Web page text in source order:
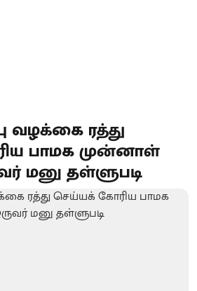
வழக்கை ரத்து
பாமக முன்னாள்
மனு தள்ளுபடி